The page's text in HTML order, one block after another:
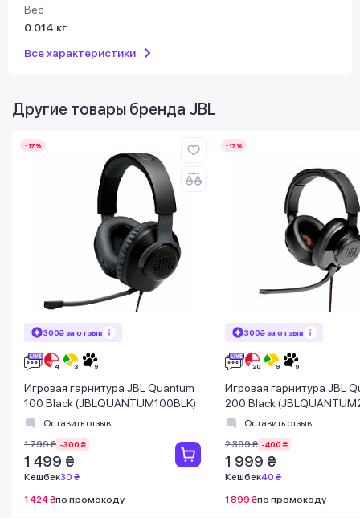
Вес
0.014 кг
Все характеристики
Другие товары бренда JBL
-17%
300₴ за отзыв
Игровая гарнитура JBL Quantum
100 Black (JBLQUANTUM100BLK)
Оставить отзыв
1 799 ₴ -300 ₴
1 499 ₴
Кешбек30 ₴
1 424 ₴по промокоду
-17%
300₴ за отзыв
Игровая гарнитура JBL
200 Black
Оставить отзыв
2 399 ₴ -400 ₴
1 999 ₴
Кешбек40 ₴
1 899 ₴по промокоду